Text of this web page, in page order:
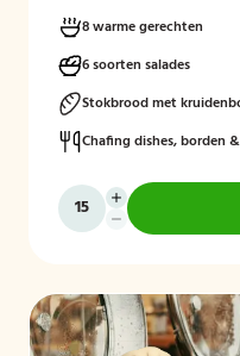
8 warme gerechten
6 soorten salades
Stokbrood met
Chafing dishes, borden